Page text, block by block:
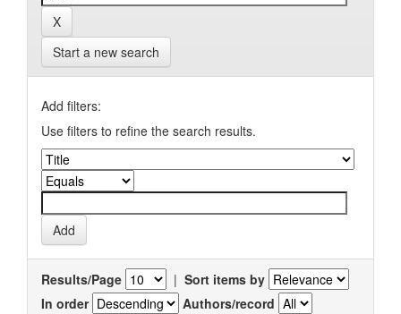
Start a new search
Add filters:
Use filters to refine the search results.
Results/Page | Sort items by
In order
Authors/record